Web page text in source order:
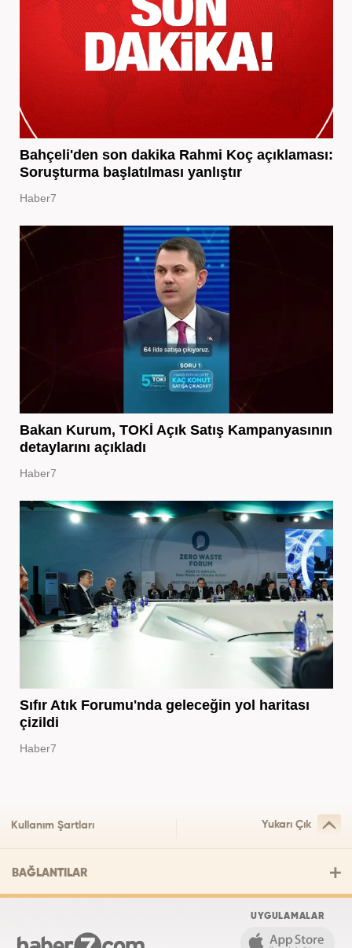
Bahçeli'den son dakika Rahmi Koç açıklaması:
Soruşturma başlatılması yanlıştır
Haber7
Bakan Kurum, TOKİ Açık Satış Kampanyasının
detaylarını açıkladı
Haber7
Sıfır Atık Forumu'nda geleceğin yol haritası
çizildi
Haber7
Kullanım Şartları Yukarı Çık
BAĞLANTILAR
UYGULAMALAR